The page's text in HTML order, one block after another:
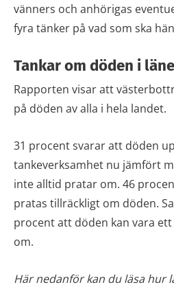
vänners och anhörigas
fyra tänker på vad som ska
Tankar om döden i
Rapporten visar att
på döden av alla i hela landet.
31 procent svarar att döden
tankeverksamhet nu jämfört
inte alltid pratar om. 46
pratas tillräckligt om döden.
procent att döden kan vara
om.
Här nedanför kan du läsa hur